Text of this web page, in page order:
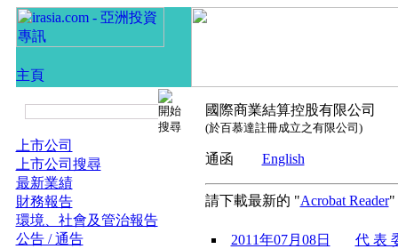
上市公司
上市公司搜尋
最新業績
財務報告
環境、社會及管治報告
公告 / 通告
國際商業結算控股有限公司
(於百慕達註冊成立之有限公司)
通函 English
請下載最新的 "Acrobat Reader"
2011年07月08日
代 表